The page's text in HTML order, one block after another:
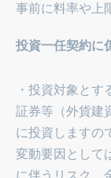
事前に料率や上
投資一任契約に
・投資対象と
証券等（外貨建
に投資しますの
変動要因として